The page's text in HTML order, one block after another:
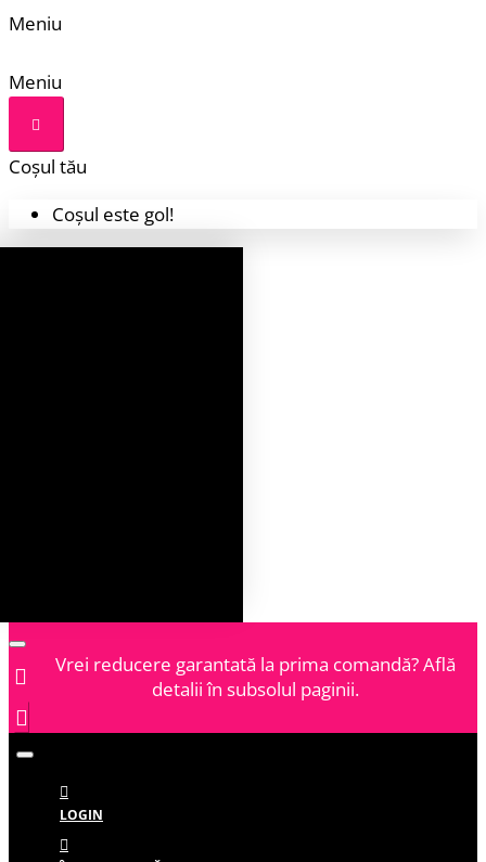
Meniu
Meniu
Coșul tău
Coșul este gol!
Vrei reducere garantată la prima comandă? Află
detalii în subsolul paginii.
LOGIN